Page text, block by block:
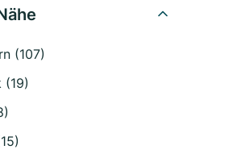
(107)
(19)